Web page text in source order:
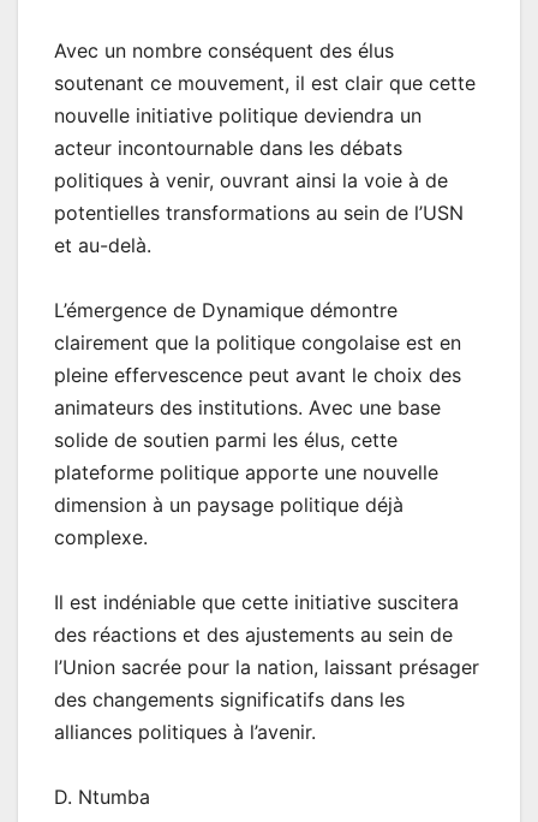
Avec un nombre conséquent des élus
soutenant ce mouvement, il est clair que cette
nouvelle initiative politique deviendra un
acteur incontournable dans les débats
politiques à venir, ouvrant ainsi la voie à de
potentielles transformations au sein de l’USN
et au-delà.
L’émergence de Dynamique démontre
clairement que la politique congolaise est en
pleine effervescence peut avant le choix des
animateurs des institutions. Avec une base
solide de soutien parmi les élus, cette
plateforme politique apporte une nouvelle
dimension à un paysage politique déjà
complexe.
Il est indéniable que cette initiative suscitera
des réactions et des ajustements au sein de
l’Union sacrée pour la nation, laissant présager
des changements significatifs dans les
alliances politiques à l’avenir.
D. Ntumba